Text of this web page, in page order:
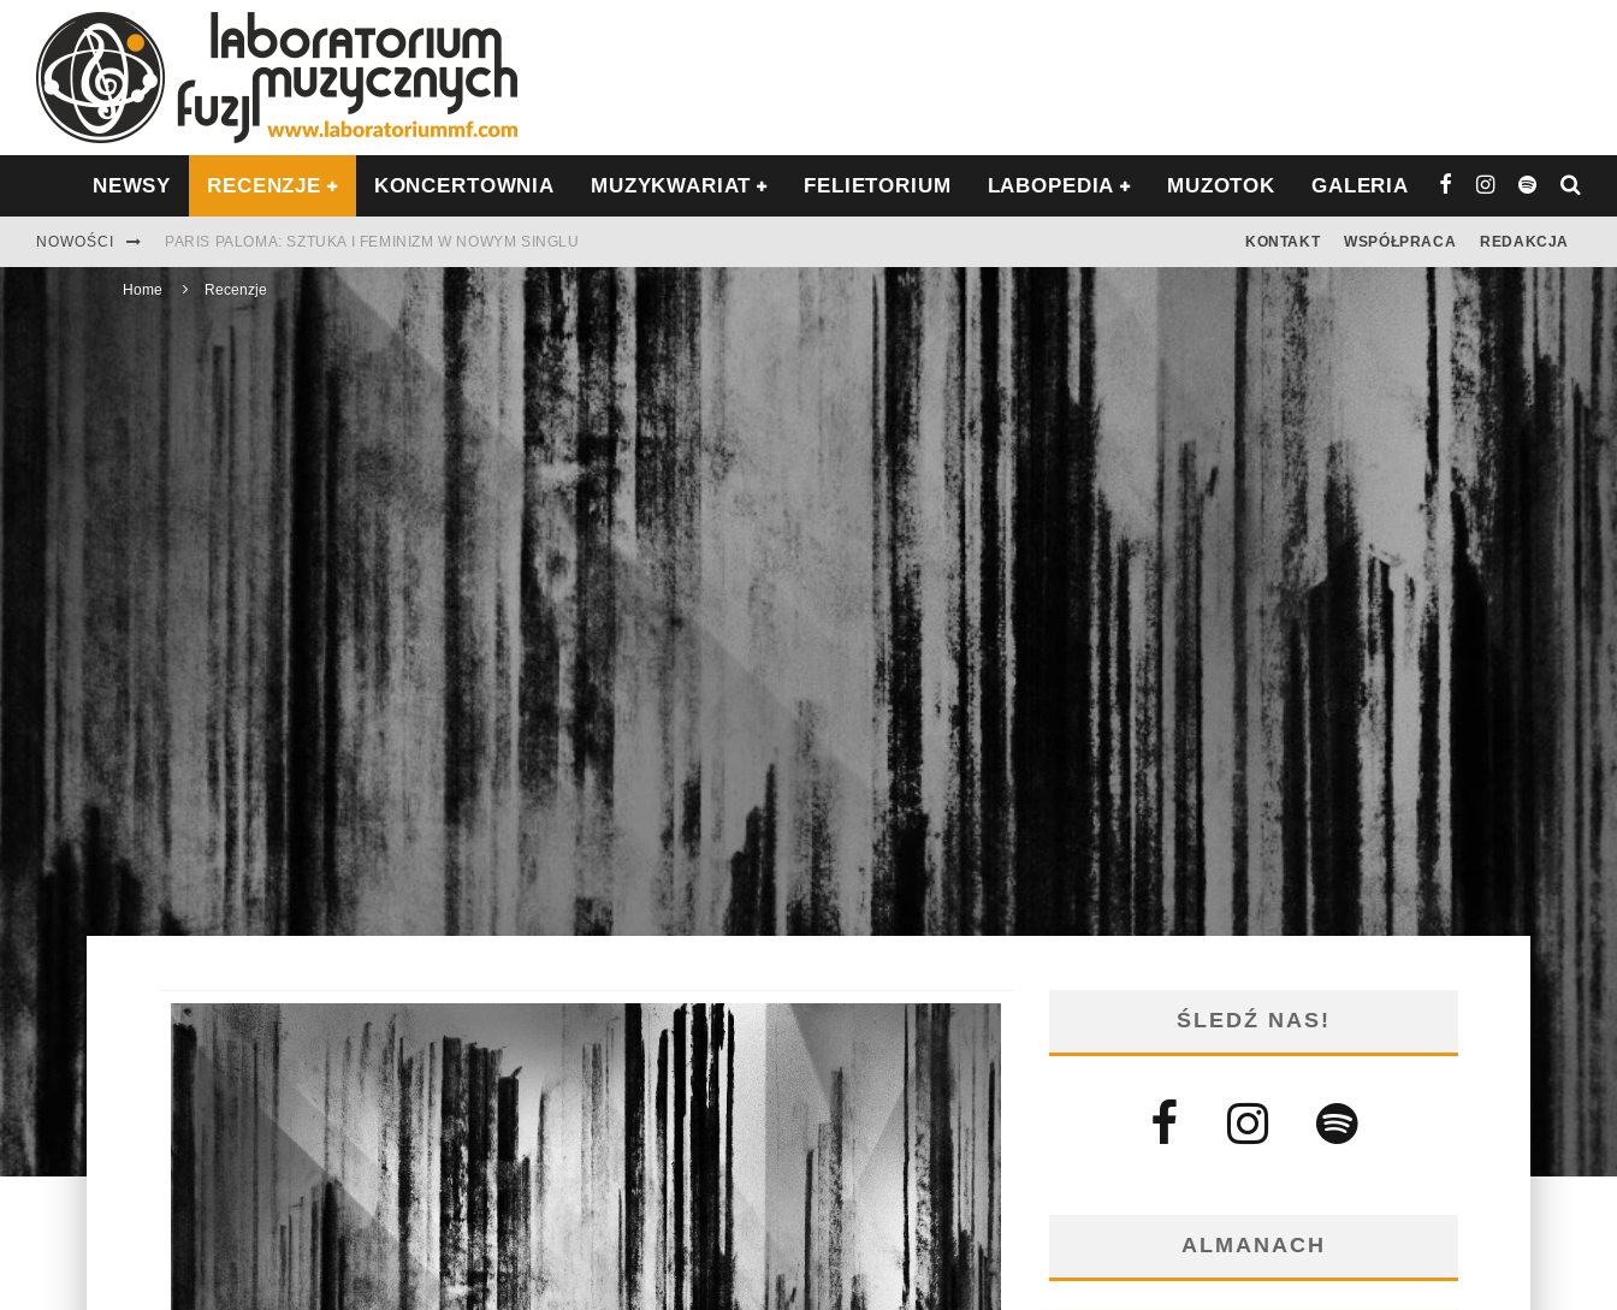
NEWSY RECENZJE KONCERTOWNIA MUZYKWARIAT FELIETORIUM LABOPEDIA MUZOTOK GALERIA
NOWOŚCI PARIS PALOMA: SZTUKA I FEMINIZM W NOWYM SINGLU
TABULA RASA Z SINGLEM DIAMENTY. SAMOTNOŚĆ I OPÓR
CINNAMON GUM MIĘDZY SOULEM A PAMIĘCIĄ
FRANCUSKI PROG METAL WEDŁUG DUALISIS
LESZEK KUŁAKOWSKI NAGRAŁ JAZZFONIĘ O POLSCE
NIEZNANY BOWIE Z 1965 ROKU. PREMIERA WE WRZEŚNIU
KONTAKT WSPÓŁPRACA REDAKCJA
Home Recenzje
ŚLEDŹ NAS!
ALMANACH